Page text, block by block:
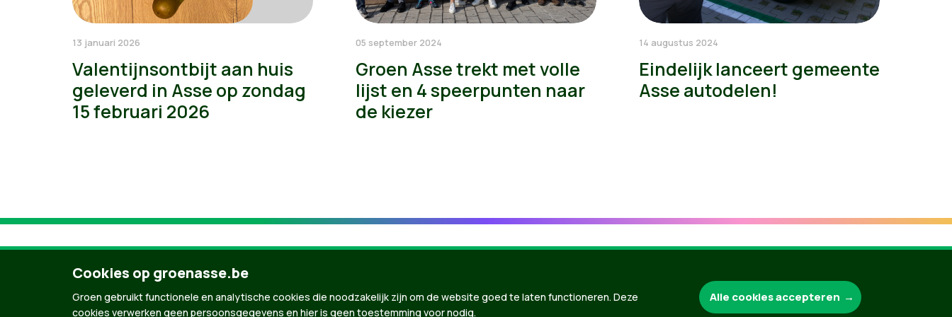
13 januari 2026
Valentijnsontbijt aan huis
geleverd in Asse op zondag
15 februari 2026
05 september 2024
Groen Asse trekt met volle
lijst en 4 speerpunten naar
de kiezer
14 augustus 2024
Eindelijk lanceert gemeente
Asse autodelen!
Groen.be
Cookies op groenasse.be
Groen gebruikt functionele en analytische cookies die noodzakelijk zijn om de website goed te laten functioneren. Deze
cookies verwerken geen persoonsgegevens en hier is geen toestemming voor nodig.
Alle cookies accepteren